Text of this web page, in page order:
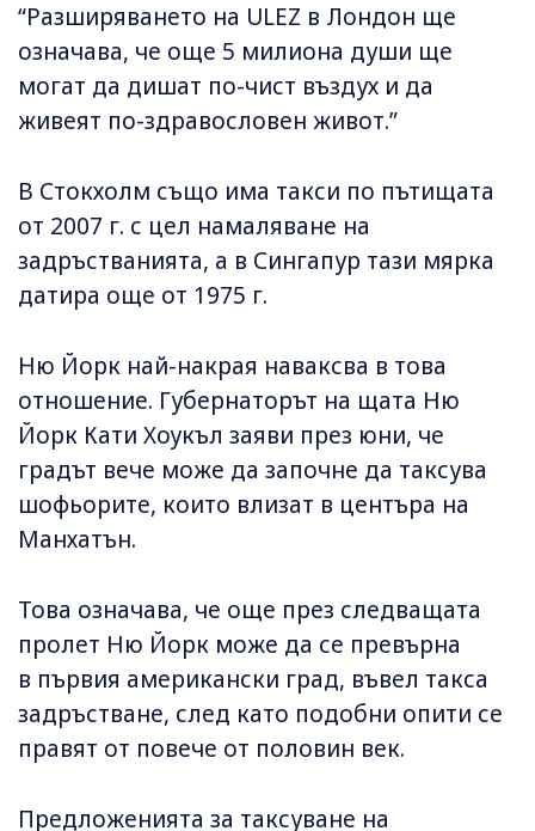
“Разширяването на ULEZ в Лондон ще
означава, че още 5 милиона души ще
могат да дишат по-чист въздух и да
живеят по-здравословен живот.”
В Стокхолм също има такси по пътищата
от 2007 г. с цел намаляване на
задръстванията, а в Сингапур тази мярка
датира още от 1975 г.
Ню Йорк най-накрая наваксва в това
отношение. Губернаторът на щата Ню
Йорк Кати Хоукъл заяви през юни, че
градът вече може да започне да таксува
шофьорите, които влизат в центъра на
Манхатън.
Това означава, че още през следващата
пролет Ню Йорк може да се превърна
в първия американски град, въвел такса
задръстване, след като подобни опити се
правят от повече от половин век.
Предложенията за таксуване на